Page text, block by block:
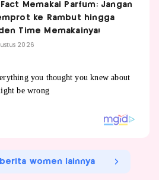
Fact Memakai Parfum: Jangan
ke Rambut hingga
Time Memakainya!
2026
women lainnya